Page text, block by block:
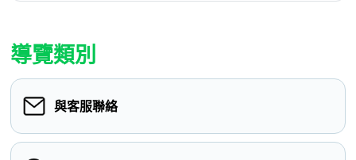
導覽類別
與客服聯絡